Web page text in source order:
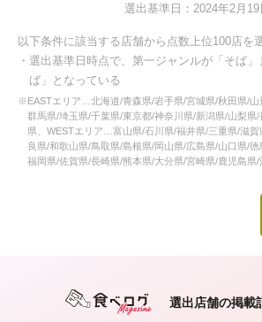
選出基準日：2024年2月19
以下条件に該当する店舗から点数上位100店を
・選出基準日時点で、第一ジャンルが「そば
ば」となっている
※EASTエリア…北海道/青森県/岩手県/宮城県/秋田県/山
群馬県/埼玉県/千葉県/東京都/神奈川県/新潟県/山梨県
県、WESTエリア…富山県/石川県/福井県/三重県/滋賀
良県/和歌山県/鳥取県/島根県/岡山県/広島県/山口県/
福岡県/佐賀県/長崎県/熊本県/大分県/宮崎県/鹿児島県/
選出店舗の掲載